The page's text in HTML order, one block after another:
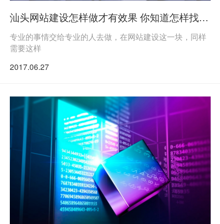
汕头网站建设怎样做才有效果 你知道怎样找汕头网站建设公司吗
专业的事情交给专业的人去做，在网站建设这一块，同样
需要这样
2017.06.27